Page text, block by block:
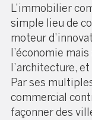
L’immobilier
simple lieu de
moteur
l’économie
l’architecture,
Par ses
commercial
façonner des